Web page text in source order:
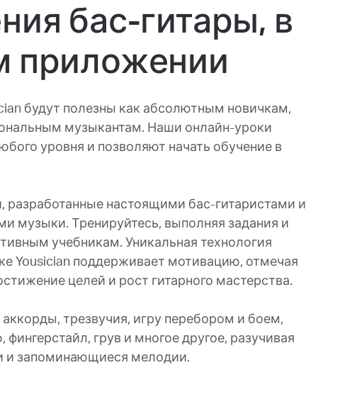
бас-гитары, в
приложении
будут полезны как абсолютным новичкам,
музыкантам. Наши онлайн-уроки
уровня и позволяют начать обучение в
разработанные настоящими бас-гитаристами и
музыки. Тренируйтесь, выполняя задания и
учебникам. Уникальная технология
Yousician поддерживает мотивацию, отмечая
целей и рост гитарного мастерства.
аккорды, трезвучия, игру перебором и боем,
фингерстайл, грув и многое другое, разучивая
и запоминающиеся мелодии.